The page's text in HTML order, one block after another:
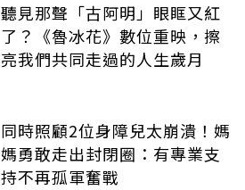
聽見那聲「古阿明」眼眶又紅
了？《魯冰花》數位重映，擦
亮我們共同走過的人生歲月
同時照顧2位身障兒太崩潰！媽
媽勇敢走出封閉圈：有專業支
持不再孤軍奮戰